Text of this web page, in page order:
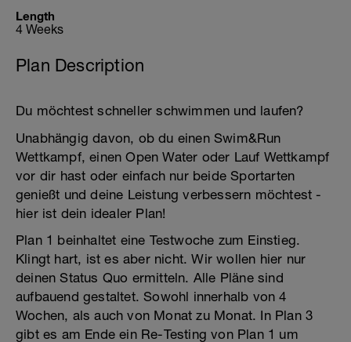
Length
4 Weeks
Plan Description
Du möchtest schneller schwimmen und laufen?
Unabhängig davon, ob du einen Swim&Run
Wettkampf, einen Open Water oder Lauf Wettkampf
vor dir hast oder einfach nur beide Sportarten
genießt und deine Leistung verbessern möchtest -
hier ist dein idealer Plan!
Plan 1 beinhaltet eine Testwoche zum Einstieg.
Klingt hart, ist es aber nicht. Wir wollen hier nur
deinen Status Quo ermitteln. Alle Pläne sind
aufbauend gestaltet. Sowohl innerhalb von 4
Wochen, als auch von Monat zu Monat. In Plan 3
gibt es am Ende ein Re-Testing von Plan 1 um